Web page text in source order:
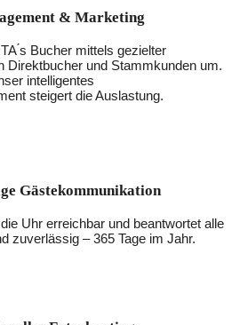
& Marketing
́s Bucher mittels gezielter
Direktbucher und Stammkunden um.
intelligentes
steigert die Auslastung.
Gästekommunikation
Uhr erreichbar und beantwortet alle
zuverlässig – 365 Tage im Jahr.